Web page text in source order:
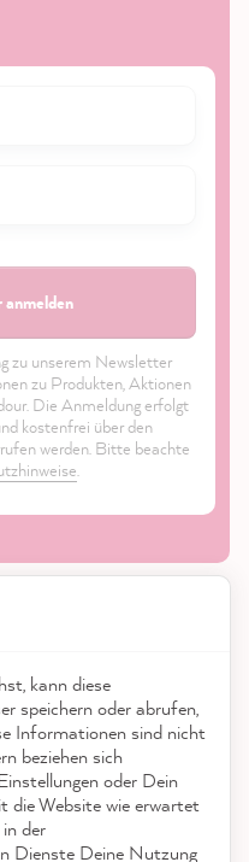
zu unserem Newsletter
zu Produkten, Aktionen
Die Anmeldung erfolgt
kostenfrei über den
werden. Bitte beachte
.
kann diese
speichern oder abrufen,
Informationen sind nicht
beziehen sich
oder Dein
die Website wie erwartet
der
Dienste Deine Nutzung
io